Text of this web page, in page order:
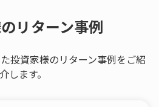
リターン事例
投資家様のリターン事例をご紹
介します。